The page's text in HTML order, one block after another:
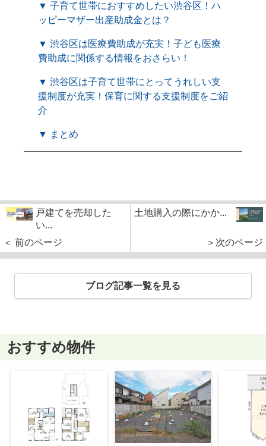
▼ 子育て世帯におすすめしたい渋谷区！ハ
ッピーマザー出産助成金とは？
▼ 渋谷区は医療費助成が充実！子ども医療
費助成に関係する情報をおさらい！
▼ 渋谷区は子育て世帯にとってうれしい支
援制度が充実！保育に関する支援制度をご紹
介
▼ まとめ
戸建てを売却した
い...
＜ 前のページ
土地購入の際にかか...
＞次のページ
ブログ記事一覧を見る
おすすめ物件